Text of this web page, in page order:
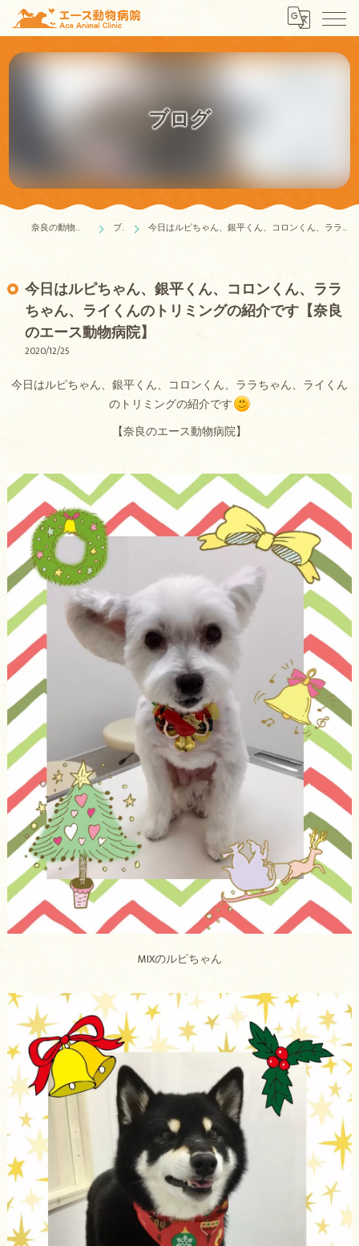
ブログ
奈良の動物病院はエース動物病院 ブログ 今日はルピちゃん、銀平くん、コロンくん、ララちゃん、ライくんのトリミングの紹介です【奈良のエース動物病院】
今日はルピちゃん、銀平くん、コロンくん、ララ
ちゃん、ライくんのトリミングの紹介です【奈良
のエース動物病院】
2020/12/25
今日はルピちゃん、銀平くん、コロンくん、ララちゃん、ライくん
のトリミングの紹介です
【奈良のエース動物病院】
MIXのルピちゃん